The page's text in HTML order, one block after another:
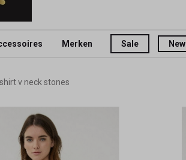
Merken Sale New
v neck stones